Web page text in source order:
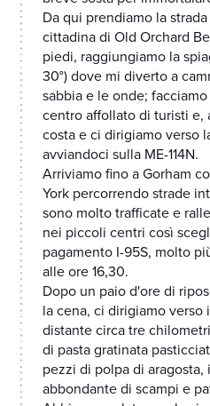
Da qui prendiamo la
cittadina di Old Orchard
piedi, raggiungiamo la
30°) dove mi diverto a
sabbia e le onde;
centro affollato di turisti e,
costa e ci dirigiamo verso
avviandoci sulla ME-114N.
Arriviamo fino a Gorham
York percorrendo strade
sono molto trafficate e
nei piccoli centri così
pagamento I-95S, molto
alle ore 16,30.
Dopo un paio d'ore di
la cena, ci dirigiamo verso
distante circa tre
di pasta gratinata
pezzi di polpa di
abbondante di scampi e